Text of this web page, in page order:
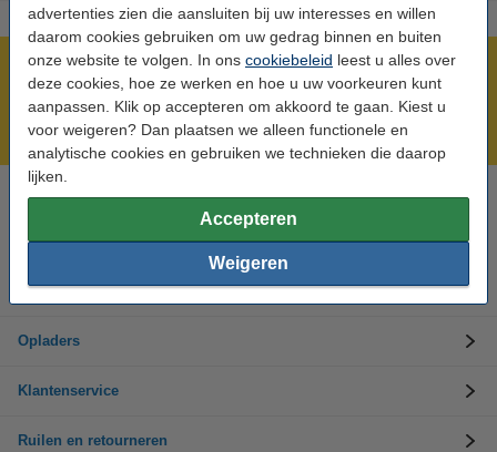
advertenties zien die aansluiten bij uw interesses en willen
daarom cookies gebruiken om uw gedrag binnen en buiten
onze website te volgen. In ons cookiebeleid leest u alles over
deze cookies, hoe ze werken en hoe u uw voorkeuren kunt
aanpassen. Klik op accepteren om akkoord te gaan. Kiest u
voor weigeren? Dan plaatsen we alleen functionele en
analytische cookies en gebruiken we technieken die daarop
lijken.
Accepteren
Weigeren
Meer dan 5 miljoen klanten!
Voor 23.59 uur besteld, morgen in huis!
Laagsteprijsgarantie!
Hulp nodig? Bel ons op 0294-787125
Op werkdagen van 9.00 tot 17.30 uur
Accu's
Opladers
Klantenservice
Ruilen en retourneren